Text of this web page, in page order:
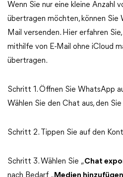
Wenn Sie nur eine kleine Anzahl
übertragen möchten, können Sie
Mail versenden. Hier erfahren
mithilfe von E-Mail ohne iCloud
übertragen.
Schritt 1. Öffnen Sie WhatsApp
Wählen Sie den Chat aus, den
Schritt 2. Tippen Sie auf den
Schritt 3. Wählen Sie „Chat